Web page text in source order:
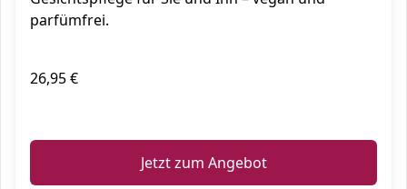
parfümfrei.
26,95 €
Jetzt zum Angebot